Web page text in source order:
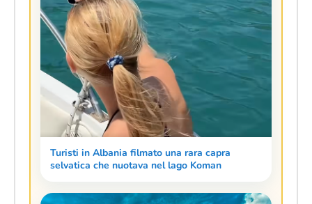
Turisti in Albania filmato una rara capra
selvatica che nuotava nel lago Koman